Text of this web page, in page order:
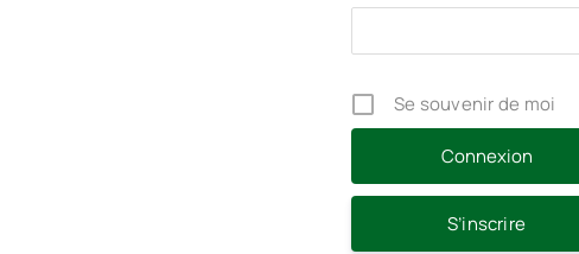
Se souvenir de moi
S’inscrire